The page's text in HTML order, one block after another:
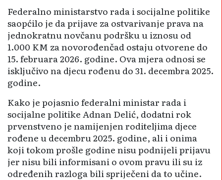
Federalno ministarstvo rada i socijalne politike
saopćilo je da prijave za ostvarivanje prava na
jednokratnu novčanu podršku u iznosu od
1.000 KM za novorođenčad ostaju otvorene do
15. februara 2026. godine. Ova mjera odnosi se
isključivo na djecu rođenu do 31. decembra 2025.
godine.
Kako je pojasnio federalni ministar rada i
socijalne politike Adnan Delić, dodatni rok
prvenstveno je namijenjen roditeljima djece
rođene u decembru 2025. godine, ali i onima
koji tokom prošle godine nisu podnijeli prijavu
jer nisu bili informisani o ovom pravu ili su iz
određenih razloga bili spriječeni da to učine.